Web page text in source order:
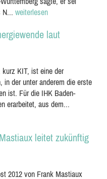
N... weiterlesen
laut
kurz KIT, ist eine der
in der unter anderem die erste
ist. Für die IHK Baden-
erarbeitet, aus dem...
leitet zukünftig
2012 von Frank Mastiaux